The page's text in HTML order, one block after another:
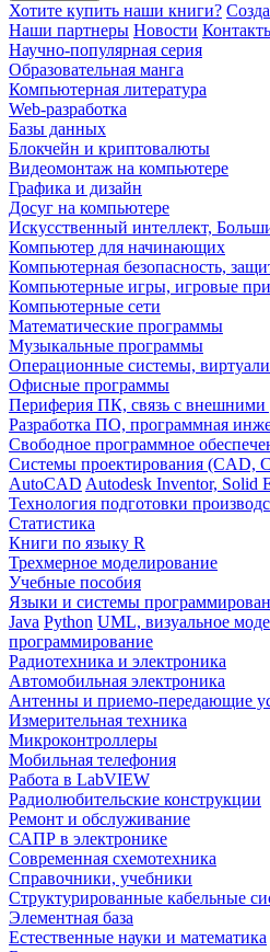
Хотите купить наши книги?
Наши партнеры Новости
Научно-популярная серия
Образовательная манга
Компьютерная литература
Web-разработка
Базы данных
Блокчейн и криптовалюты
Видеомонтаж на компьютере
Графика и дизайн
Досуг на компьютере
Искусственный интеллект,
Компьютер для начинающих
Компьютерная безопасность,
Компьютерные игры, игровые
Компьютерные сети
Математические программы
Музыкальные программы
Операционные системы,
Офисные программы
Периферия ПК, связь с внешними
Разработка ПО, программная
Свободное программное
Системы проектирования (CAD,
AutoCAD Autodesk Inventor, Solid
Технология подготовки
Статистика
Книги по языку R
Трехмерное моделирование
Учебные пособия
Языки и системы
Java Python UML, визуальное
программирование
Радиотехника и электроника
Автомобильная электроника
Антенны и приемо-передающие
Измерительная техника
Микроконтроллеры
Мобильная телефония
Работа в LabVIEW
Радиолюбительские конструкции
Ремонт и обслуживание
САПР в электронике
Современная схемотехника
Справочники, учебники
Структурированные кабельные
Элементная база
Естественные науки и математика